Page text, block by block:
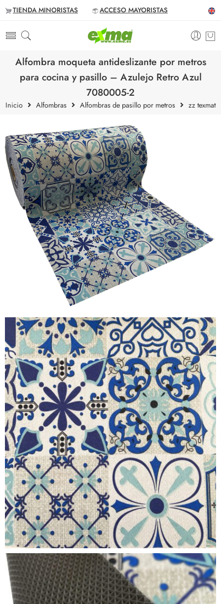
TIENDA MINORISTAS ACCESO MAYORISTAS
Alfombra moqueta antideslizante por metros
para cocina y pasillo – Azulejo Retro Azul
7080005-2
Inicio Alfombras Alfombras de pasillo por metros zz texmat